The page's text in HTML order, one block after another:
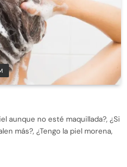
aunque no esté maquillada?, ¿Si
más?, ¿Tengo la piel morena,